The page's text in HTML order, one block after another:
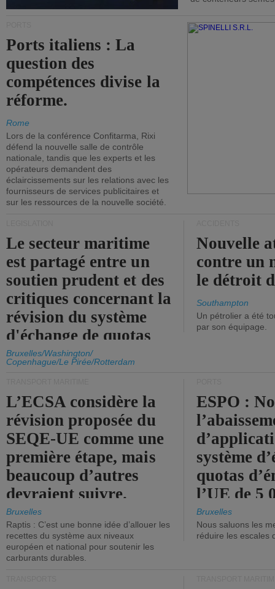
Ports italiens : La
question des
compétences divise la
réforme.
Rome
Lors de la conférence Confitarma, Rixi
défend la nouvelle salle de contrôle
nationale, tandis que les experts et les
opérateurs demandent des
éclaircissements sur les relations avec les
fournisseurs de services publicitaires et
sur les ressources de la nouvelle société.
Le secteur maritime
est partagé entre un
soutien prudent et des
critiques concernant la
révision du système
d'échange de quotas
d'émission de l'UE.
Bruxelles/Washington/
Copenhague/Le Pirée/Rotterdam
Nouvelle
contre un
le détroit
Southampton
Un pétrolier a été
par son équipage.
L’ECSA considère la
révision proposée du
SEQE-UE comme une
première étape, mais
beaucoup d’autres
devraient suivre.
Bruxelles
Raptis : C’est une bonne idée d’allouer les
recettes du système aux niveaux
européen et national pour soutenir les
carburants durables.
ESPO :
système
quotas
l’UE de 5
tonneaux
brute.
Bruxelles
Nous saluons les
réduire les escales